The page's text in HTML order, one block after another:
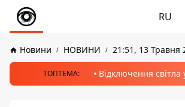
RU
Новини НОВИНИ 21:51, 13 Травня
ТОПТЕМА: Відключення світла